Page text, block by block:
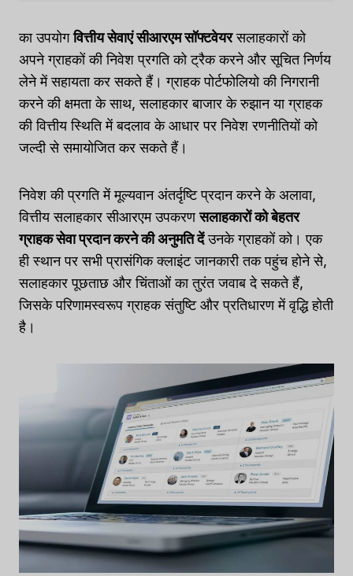
का उपयोगवित्तीय सेवाएं सीआरएम सॉफ्टवेयरसलाहकारों को
अपने ग्राहकों की निवेश प्रगति को ट्रैक करने और सूचित निर्णय
लेने में सहायता कर सकते हैं। ग्राहक पोर्टफोलियो की निगरानी
करने की क्षमता के साथ, सलाहकार बाजार के रुझान या ग्राहक
की वित्तीय स्थिति में बदलाव के आधार पर निवेश रणनीतियों को
जल्दी से समायोजित कर सकते हैं।
निवेश की प्रगति में मूल्यवान अंतर्दृष्टि प्रदान करने के अलावा,
वित्तीय सलाहकार सीआरएम उपकरणसलाहकारों को बेहतर
ग्राहक सेवा प्रदान करने की अनुमति देंउनके ग्राहकों को। एक
ही स्थान पर सभी प्रासंगिक क्लाइंट जानकारी तक पहुंच होने से,
सलाहकार पूछताछ और चिंताओं का तुरंत जवाब दे सकते हैं,
जिसके परिणामस्वरूप ग्राहक संतुष्टि और प्रतिधारण में वृद्धि होती
है।